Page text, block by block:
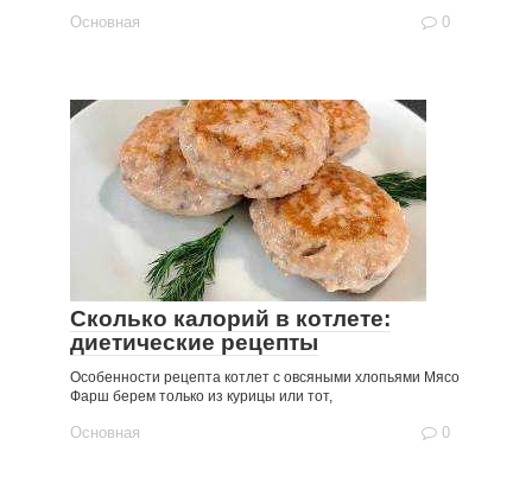
Основная 0
Сколько калорий в котлете:
диетические рецепты
Особенности рецепта котлет с овсяными хлопьями Мясо
Фарш берем только из курицы или тот,
Основная 0